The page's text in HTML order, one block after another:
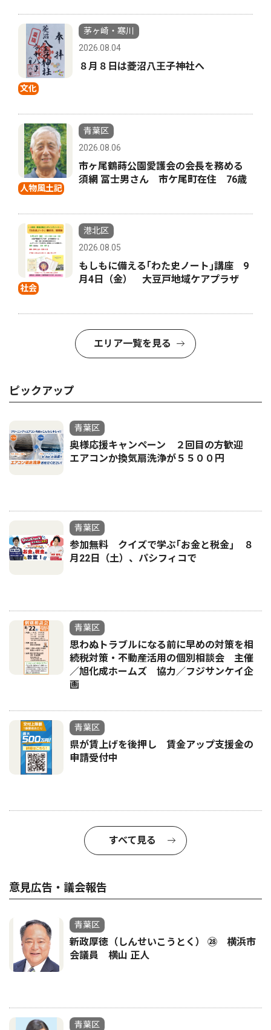
文化
茅ヶ崎・寒川
2026.08.04
８月８日は菱沼八王子神社へ
人物風土記
青葉区
2026.08.06
市ヶ尾鶴蒔公園愛護会の会長を務める
須網 冨士男さん 市ケ尾町在住 76歳
社会
港北区
2026.08.05
もしもに備える｢わた史ノート｣講座 9
月4日（金） 大豆戸地域ケアプラザ
エリア一覧を見る
ピックアップ
青葉区
奥様応援キャンペーン ２回目の方歓迎
エアコンか換気扇洗浄が５５００円
青葉区
参加無料 クイズで学ぶ｢お金と税金｣ ８
月22日（土）、パシフィコで
青葉区
思わぬトラブルになる前に早めの対策を相
続税対策・不動産活用の個別相談会 主催
／旭化成ホームズ 協力／フジサンケイ企
画
青葉区
県が賃上げを後押し 賃金アップ支援金の
申請受付中
すべて見る
意見広告・議会報告
青葉区
新政厚徳（しんせいこうとく） ㉘ 横浜市
会議員 横山 正人
青葉区